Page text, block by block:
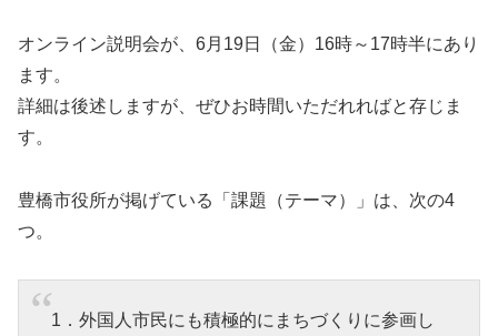
オンライン説明会が、6月19日（金）16時～17時半にあり
ます。
詳細は後述しますが、ぜひお時間いただれればと存じま
す。
豊橋市役所が掲げている「課題（テーマ）」は、次の4
つ。
1．外国人市民にも積極的にまちづくりに参画し